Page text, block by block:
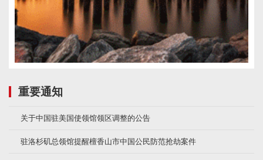
重要通知
关于中国驻美国使领馆领区调整的公告
驻洛杉矶总领馆提醒檀香山市中国公民防范抢劫案件